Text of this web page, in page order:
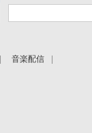
音楽配信